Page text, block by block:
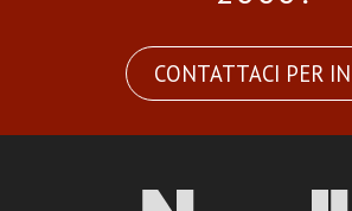
CONTATTACI PER